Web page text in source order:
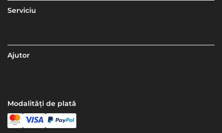
Serviciu
Ajutor
Modalități de plată